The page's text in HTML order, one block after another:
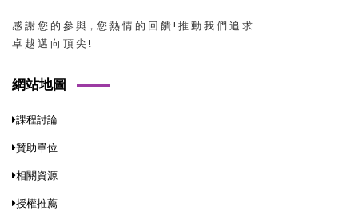
感 謝 您 的 參 與，您 熱 情 的 回 饋 ! 推 動 我 們 追 求
卓 越 邁 向 頂 尖 !
網站地圖
課程討論
贊助單位
相關資源
授權推薦